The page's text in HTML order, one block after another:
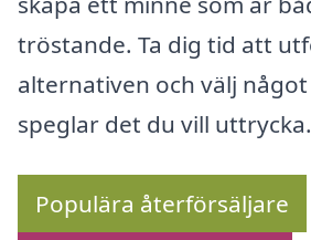
tröstande. Ta dig tid att
alternativen och välj
speglar det du vill uttrycka.
Populära återförsäljare